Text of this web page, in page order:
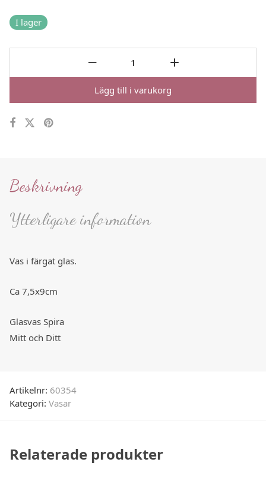
I lager
Lägg till i varukorg
Beskrivning
Ytterligare information
Vas i färgat glas.
Ca 7,5x9cm
Glasvas Spira
Mitt och Ditt
Artikelnr: 60354
Kategori: Vasar
Relaterade produkter